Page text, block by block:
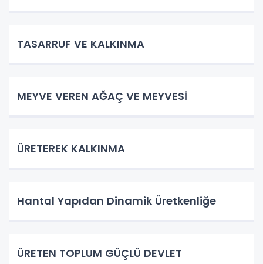
TASARRUF VE KALKINMA
MEYVE VEREN AĞAÇ VE MEYVESİ
ÜRETEREK KALKINMA
Hantal Yapıdan Dinamik Üretkenliğe
ÜRETEN TOPLUM GÜÇLÜ DEVLET